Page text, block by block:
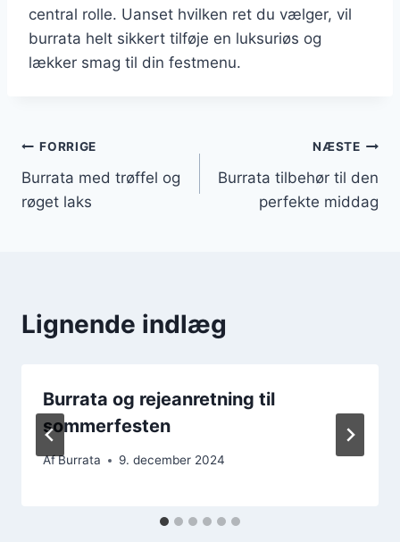
central rolle. Uanset hvilken ret du vælger, vil
burrata helt sikkert tilføje en luksuriøs og
lækker smag til din festmenu.
Indlægsnavigation
FORRIGE
Burrata med trøffel og
røget laks
NÆSTE
Burrata tilbehør til den
perfekte middag
Lignende indlæg
Burrata og rejeanretning til
sommerfesten
AfBurrata 9. december 2024